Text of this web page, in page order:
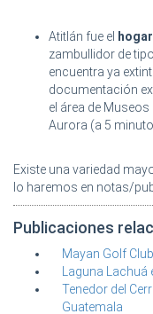
Atitlán fue el
zambullidor de
encuentra ya
documentación
el área de
Aurora (a 5
Existe una variedad
lo haremos en notas/
Publicaciones
Mayan Golf
Laguna Lachuá
Tenedor del
Guatemala